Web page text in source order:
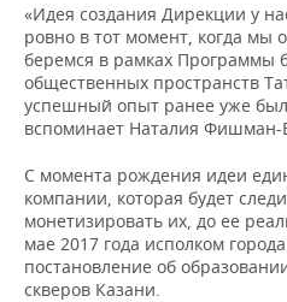
«Идея создания Дирекции у
ровно в тот момент, когда мы
беремся в рамках Программы
общественных пространств
успешный опыт ранее уже
вспоминает Наталия Фишман-
С момента рождения идеи
компании, которая будет
монетизировать их, до ее
мае 2017 года исполком
постановление об
скверов Казани.